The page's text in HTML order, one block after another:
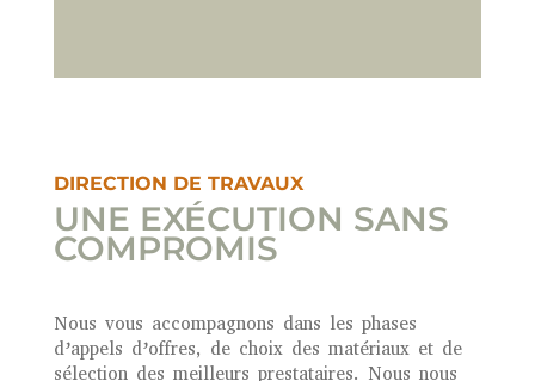
DIRECTION DE TRAVAUX
UNE EXÉCUTION SANS
COMPROMIS
Nous vous accompagnons dans les phases
d’appels d’offres, de choix des matériaux et de
sélection des meilleurs prestataires. Nous nous